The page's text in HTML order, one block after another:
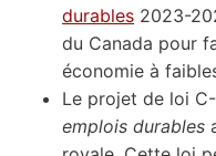
durables 2023-
du Canada pour
économie à
Le projet de loi
emplois durables